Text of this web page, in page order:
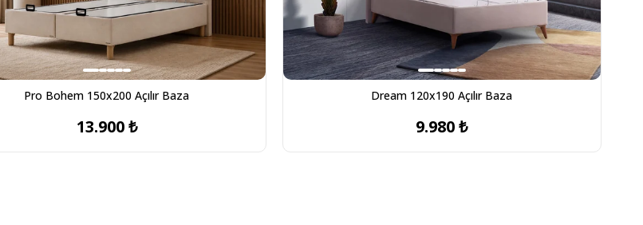
Pro Bohem 150x200 Açılır Baza
13.900 ₺
Dream 120x190 Açılır Baza
9.980 ₺